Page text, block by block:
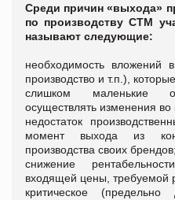
Cреди причин «выхода»
по производству СТМ
называют следующие:
необходимость
производство и т.п.),
слишком маленькие
осуществлять изменения во
недостаток
момент выхода из
производства своих брендов;
снижение
входящей цены, требуемой
критическое